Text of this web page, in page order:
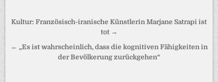
Beitragsnavigation
Kultur: Französisch-iranische Künstlerin Marjane Satrapi ist
tot →
← „Es ist wahrscheinlich, dass die kognitiven Fähigkeiten in
der Bevölkerung zurückgehen“